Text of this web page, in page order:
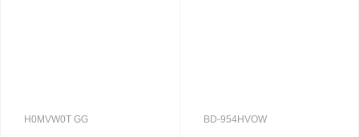
H0MVW0T GG BD-954HVOW